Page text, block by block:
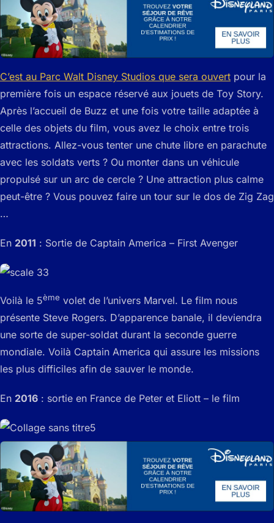
C’est au Parc Walt Disney Studios que sera ouvert pour la
première fois un espace réservé aux jouets de Toy Story.
Après l’accueil de Buzz et une fois votre taille adaptée à
celle des objets du film, vous avez le choix entre trois
attractions. Allez-vous tenter une chute libre en parachute
avec les soldats verts ? Ou monter dans un véhicule
propulsé sur un arc de cercle ? Une attraction plus calme
peut-être ? Vous pouvez faire un tour sur le dos de Zig Zag
…
En 2011 : Sortie de Captain America – First Avenger
Voilà le 5ème volet de l’univers Marvel. Le film nous
présente Steve Rogers. D’apparence banale, il deviendra
une sorte de super-soldat durant la seconde guerre
mondiale. Voilà Captain America qui assure les missions
les plus difficiles afin de sauver le monde.
En 2016 : sortie en France de Peter et Eliott – le film